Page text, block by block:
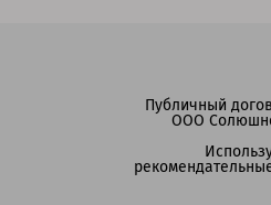
Публичный
ООО